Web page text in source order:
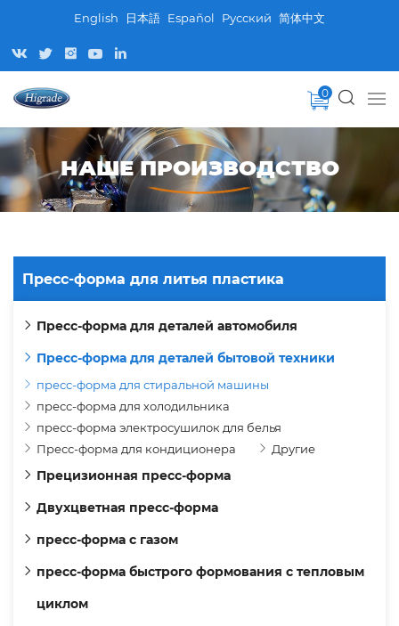
English 日本語 Español Pусский 简体中文
0
НАШЕ ПРОИЗВОДСТВО
Пресс-форма для литья пластика
Пресс-форма для деталей автомобиля
Пресс-форма для деталей бытовой техники
пресс-форма для стиральной машины
пресс-форма для холодильника
пресс-форма электросушилок для белья
Пресс-форма для кондиционера
Другие
Прецизионная пресс-форма
Двухцветная пресс-форма
пресс-форма с газом
пресс-форма быстрого формования с тепловым
циклом